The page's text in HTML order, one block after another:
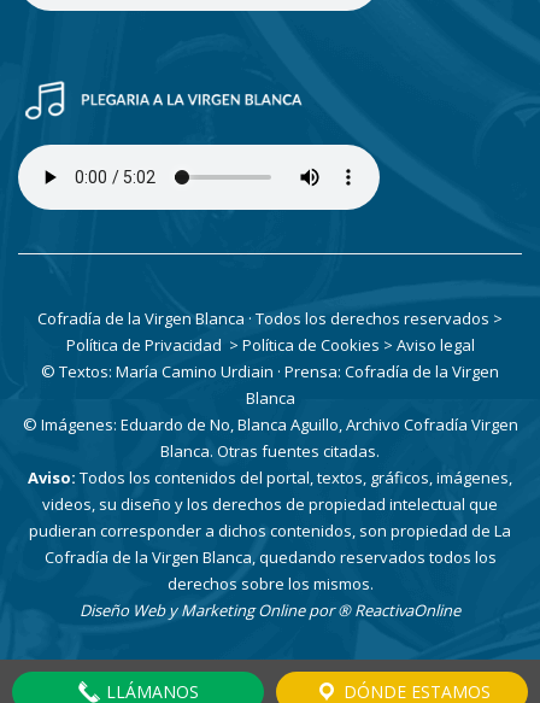
Cofradía de la Virgen Blanca · Todos los derechos reservados >
Política de Privacidad > Política de Cookies > Aviso legal
© Textos: María Camino Urdiain · Prensa: Cofradía de la Virgen
Blanca
© Imágenes: Eduardo de No, Blanca Aguillo, Archivo Cofradía Virgen
Blanca. Otras fuentes citadas.
Aviso: Todos los contenidos del portal, textos, gráficos, imágenes,
videos, su diseño y los derechos de propiedad intelectual que
pudieran corresponder a dichos contenidos, son propiedad de La
Cofradía de la Virgen Blanca, quedando reservados todos los
derechos sobre los mismos.
Diseño Web y Marketing Online por® ReactivaOnline
LLÁMANOS DÓNDE ESTAMOS